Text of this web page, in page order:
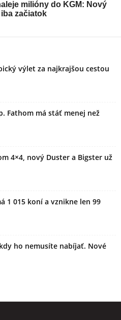
výlet za najkrajšou cestou
Fathom má stáť menej než
4×4, nový Duster a Bigster už
1 015 koní a vznikne len 99
ho nemusíte nabíjať. Nové